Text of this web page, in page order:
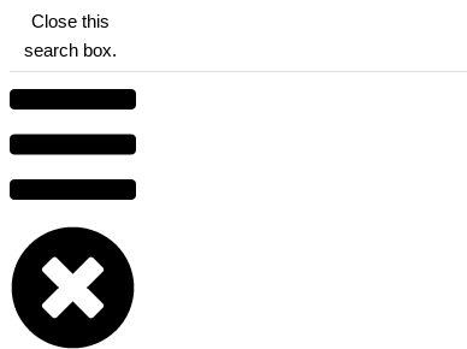
Close this
search box.